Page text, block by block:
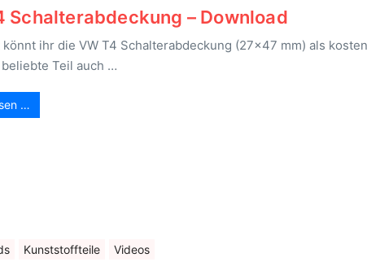
Schalterabdeckung – Download
ihr die VW T4 Schalterabdeckung (27×47 mm) als
beliebte Teil auch …
…
Kunststoffteile Videos